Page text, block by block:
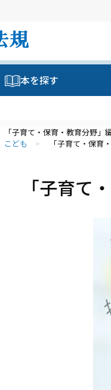
本を探す
「子育て・保育・教育分野
こども > 「子育て・保育
「子育て